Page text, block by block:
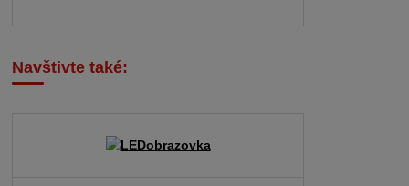
Navštivte také: